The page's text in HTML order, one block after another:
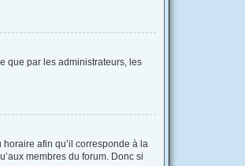
que par les administrateurs, les
afin qu’il corresponde à la
membres du forum. Donc si